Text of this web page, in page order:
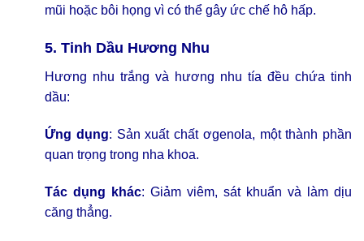
mũi hoặc bôi họng vì có thể gây ức chế hô hấp.
5. Tinh Dầu Hương Nhu
Hương nhu trắng và hương nhu tía đều chứa tinh
dầu:
Ứng dụng: Sản xuất chất ơgenola, một thành phần
quan trọng trong nha khoa.
Tác dụng khác: Giảm viêm, sát khuẩn và làm dịu
căng thẳng.